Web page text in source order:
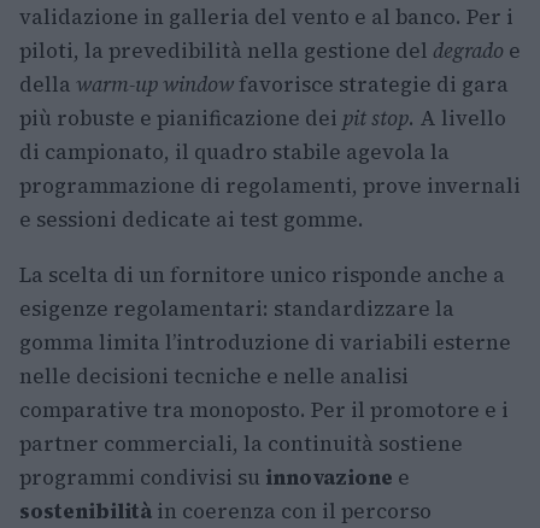
validazione in galleria del vento e al banco. Per i
piloti, la prevedibilità nella gestione del degrado e
della warm-up window favorisce strategie di gara
più robuste e pianificazione dei pit stop. A livello
di campionato, il quadro stabile agevola la
programmazione di regolamenti, prove invernali
e sessioni dedicate ai test gomme.
La scelta di un fornitore unico risponde anche a
esigenze regolamentari: standardizzare la
gomma limita l’introduzione di variabili esterne
nelle decisioni tecniche e nelle analisi
comparative tra monoposto. Per il promotore e i
partner commerciali, la continuità sostiene
programmi condivisi su innovazione e
sostenibilità in coerenza con il percorso